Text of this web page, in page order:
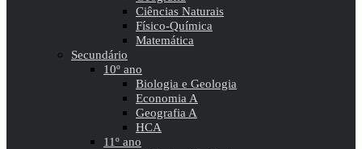
Ciências Naturais
Físico-Química
Matemática
Secundário
10º ano
Biologia e Geologia
Economia A
Geografia A
HCA
11º ano